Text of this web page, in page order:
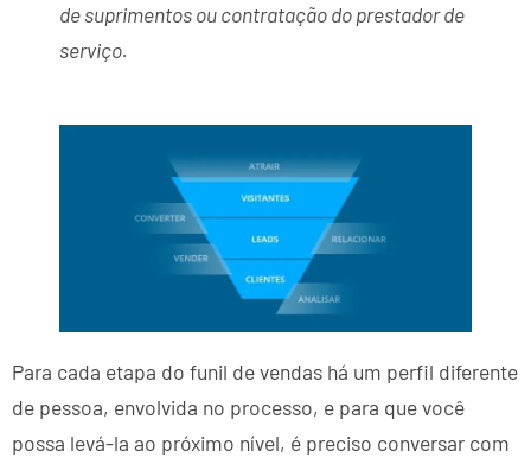
de suprimentos ou contratação do prestador de
serviço.
Para cada etapa do funil de vendas há um perfil diferente
de pessoa, envolvida no processo, e para que você
possa levá-la ao próximo nível, é preciso conversar com